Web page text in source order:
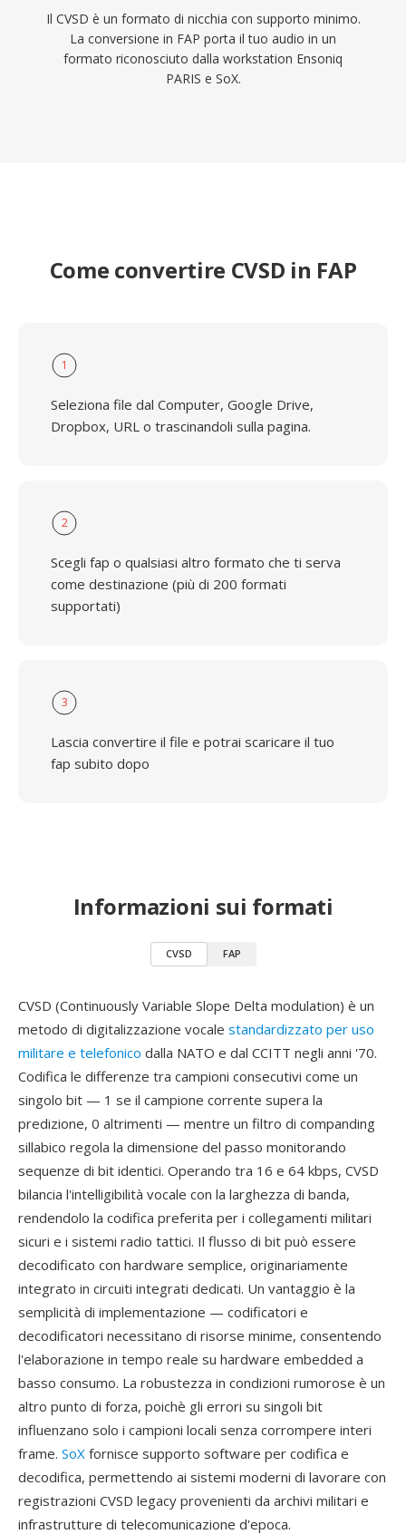
Il CVSD è un formato di nicchia con supporto minimo.
La conversione in FAP porta il tuo audio in un
formato riconosciuto dalla workstation Ensoniq
PARIS e SoX.
Come convertire CVSD in FAP
1
Seleziona file dal Computer, Google Drive,
Dropbox, URL o trascinandoli sulla pagina.
2
Scegli fap o qualsiasi altro formato che ti serva
come destinazione (più di 200 formati
supportati)
3
Lascia convertire il file e potrai scaricare il tuo
fap subito dopo
Informazioni sui formati
CVSD FAP
CVSD (Continuously Variable Slope Delta modulation) è un
metodo di digitalizzazione vocale standardizzato per uso
militare e telefonico dalla NATO e dal CCITT negli anni '70.
Codifica le differenze tra campioni consecutivi come un
singolo bit — 1 se il campione corrente supera la
predizione, 0 altrimenti — mentre un filtro di companding
sillabico regola la dimensione del passo monitorando
sequenze di bit identici. Operando tra 16 e 64 kbps, CVSD
bilancia l'intelligibilità vocale con la larghezza di banda,
rendendolo la codifica preferita per i collegamenti militari
sicuri e i sistemi radio tattici. Il flusso di bit può essere
decodificato con hardware semplice, originariamente
integrato in circuiti integrati dedicati. Un vantaggio è la
semplicità di implementazione — codificatori e
decodificatori necessitano di risorse minime, consentendo
l'elaborazione in tempo reale su hardware embedded a
basso consumo. La robustezza in condizioni rumorose è un
altro punto di forza, poichè gli errori su singoli bit
influenzano solo i campioni locali senza corrompere interi
frame. SoX fornisce supporto software per codifica e
decodifica, permettendo ai sistemi moderni di lavorare con
registrazioni CVSD legacy provenienti da archivi militari e
infrastrutture di telecomunicazione d'epoca.